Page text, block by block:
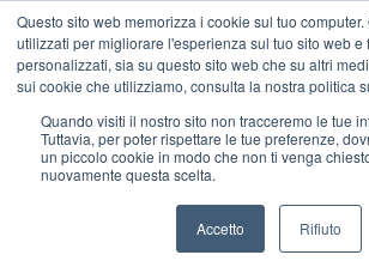
Questo sito web memorizza i cookie sul tuo
utilizzati per migliorare l'esperienza sul tuo sito web e
personalizzati, sia su questo sito web che su altri
sui cookie che utilizziamo, consulta la nostra politica
Quando visiti il ​​nostro sito non tracceremo le tue
Tuttavia, per poter rispettare le tue preferenze,
un piccolo cookie in modo che non ti venga
nuovamente questa scelta.
Accetto Rifiuto